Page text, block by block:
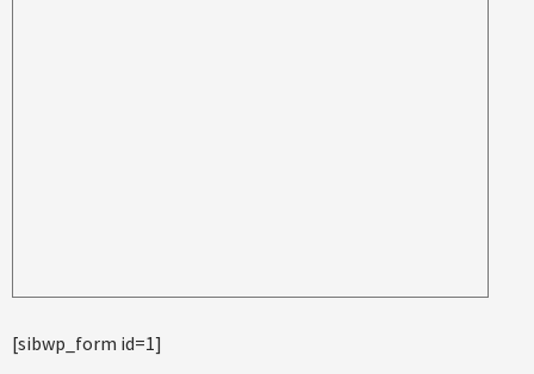
[sibwp_form id=1]